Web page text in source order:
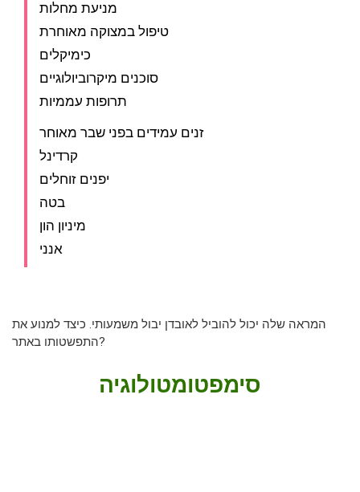
מניעת מחלות
טיפול במצוקה מאוחרת
כימיקלים
סוכנים מיקרוביולוגיים
תרופות עממיות
זנים עמידים בפני שבר מאוחר
קרדינל
יפנים זוחלים
בטה
מיניון הון
אנני
המראה שלה יכול להוביל לאובדן יבול משמעותי. כיצד למנוע את
התפשטותו באתר?
סימפטומטולוגיה